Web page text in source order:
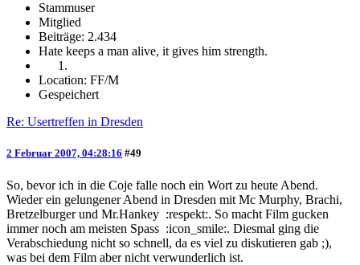
Stammuser
Mitglied
Beiträge: 2.434
Hate keeps a man alive, it gives him strength.
Location: FF/M
Gespeichert
Re: Usertreffen in Dresden
2 Februar 2007, 04:28:16 #49
So, bevor ich in die Coje falle noch ein Wort zu heute Abend.
Wieder ein gelungener Abend in Dresden mit Mc Murphy, Brachi,
Bretzelburger und Mr.Hankey :respekt:. So macht Film gucken
immer noch am meisten Spass :icon_smile:. Diesmal ging die
Verabschiedung nicht so schnell, da es viel zu diskutieren gab ;),
was bei dem Film aber nicht verwunderlich ist.